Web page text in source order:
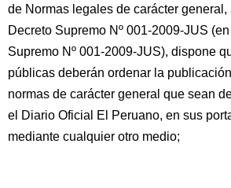
de Normas legales de carácter
Decreto Supremo Nº 001-2009-JUS
Supremo Nº 001-2009-JUS), dispone
públicas deberán ordenar la
normas de carácter general que sean
el Diario Oficial El Peruano, en sus
mediante cualquier otro medio;